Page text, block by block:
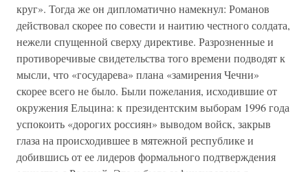
круг». Тогда же он дипломатично намекнул: Романов
действовал скорее по совести и наитию честного солдата,
нежели спущенной сверху директиве. Разрозненные и
противоречивые свидетельства того времени подводят к
мысли, что «государева» плана «замирения Чечни»
скорее всего не было. Были пожелания, исходившие от
окружения Ельцина: к президентским выборам 1996 года
успокоить «дорогих россиян» выводом войск, закрыв
глаза на происходившее в мятежной республике и
добившись от ее лидеров формального подтверждения